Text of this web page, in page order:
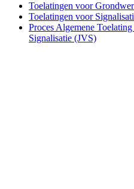
Toelatingen voor
Toelatingen voor
Proces Algemene
Signalisatie (JVS)